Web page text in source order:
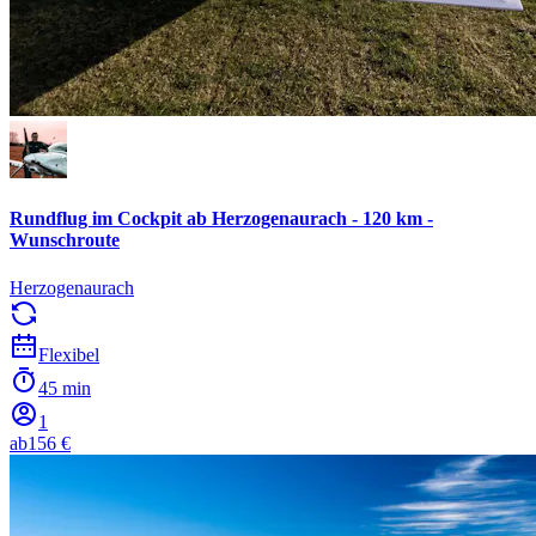
Rundflug im Cockpit ab Herzogenaurach - 120 km -
Wunschroute
Herzogenaurach
Flexibel
45 min
1
ab156 €